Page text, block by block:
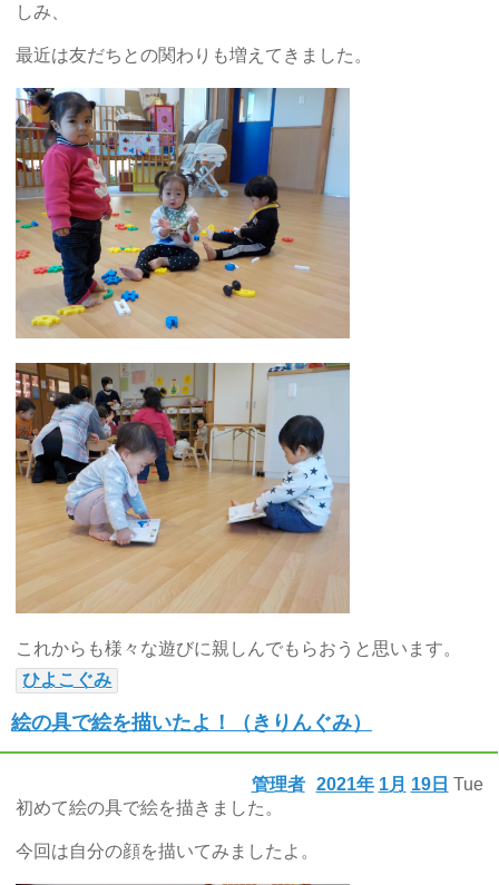
しみ、
最近は友だちとの関わりも増えてきました。
これからも様々な遊びに親しんでもらおうと思います。
ひよこぐみ
絵の具で絵を描いたよ！（きりんぐみ）
2021年 1月 19日 Tue
管理者
初めて絵の具で絵を描きました。
今回は自分の顔を描いてみましたよ。